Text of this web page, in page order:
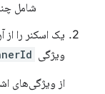
شامل
یک اسکنر را از
ویژگی
از ویژگی‌های